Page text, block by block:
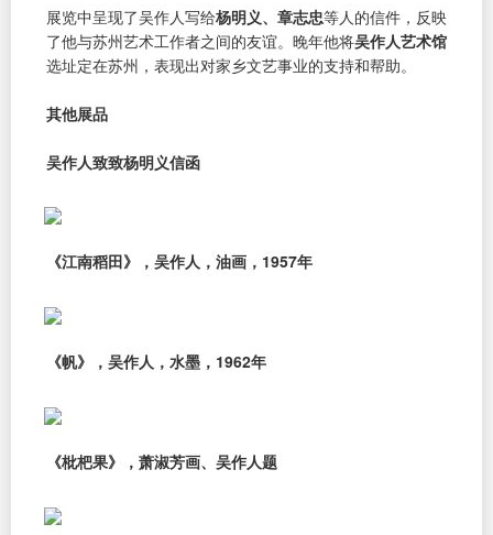
展览中呈现了吴作人写给杨明义、章志忠等人的信件，反映
了他与苏州艺术工作者之间的友谊。晚年他将吴作人艺术馆
选址定在苏州，表现出对家乡文艺事业的支持和帮助。
其他展品
吴作人致致杨明义信函
《江南稻田》，吴作人，油画，1957年
《帆》，吴作人，水墨，1962年
《枇杷果》，萧淑芳画、吴作人题